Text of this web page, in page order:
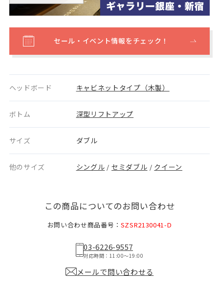
セール・イベント情報をチェック！
ヘッドボード キャビネットタイプ（木製）
ボトム 深型リフトアップ
サイズ ダブル
他のサイズ シングル / セミダブル / クイーン
この商品についてのお問い合わせ
お問い合わせ商品番号： SZSR2130041-D
03-6226-9557
対応時間：11:00〜19:00
メールで問い合わせる